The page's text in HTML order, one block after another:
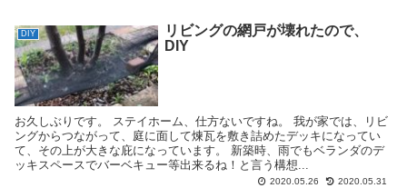
DIY
リビングの網戸が壊れたので、
DIY
お久しぶりです。 ステイホーム、仕方ないですね。 我が家では、リビ
ングからつながって、庭に面して煉瓦を敷き詰めたデッキになってい
て、その上が大きな庇になっています。 新築時、雨でもベランダのデ
ッキスペースでバーベキュー等出来るね！と言う構想...
2020.05.26 2020.05.31